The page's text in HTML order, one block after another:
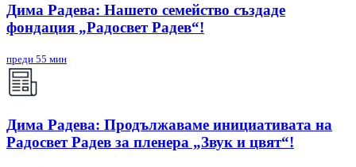
Дима Радева: Нашето семейство създаде
фондация „Радосвет Радев“!
преди 55 мин
Дима Радева: Продължаваме инициативата на
Радосвет Радев за пленера „Звук и цвят“!